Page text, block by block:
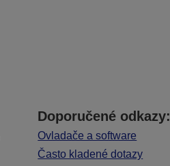
Doporučené odkazy:
Ovladače a software
Často kladené dotazy